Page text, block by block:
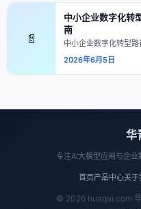
📄
中小企业数字化转
南
中小企业数字化转型
2026年6月5日
华
专注AI大模型应用与企
首页产品中心关于
© 2026 huaqai.com